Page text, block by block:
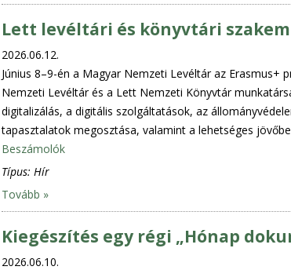
Lett levéltári és könyvtári
2026.06.12.
Június 8–9-én a Magyar Nemzeti Levéltár az
Nemzeti Levéltár és a Lett Nemzeti Könyvtár
digitalizálás, a digitális szolgáltatások, az
tapasztalatok megosztása, valamint a lehetséges
Beszámolók
Típus: Hír
Tovább »
Kiegészítés egy régi „Hónap
2026.06.10.